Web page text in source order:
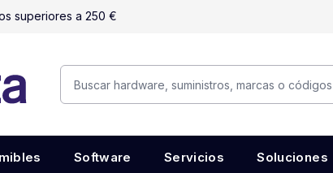
superiores a 250 €
Software Servicios Soluciones